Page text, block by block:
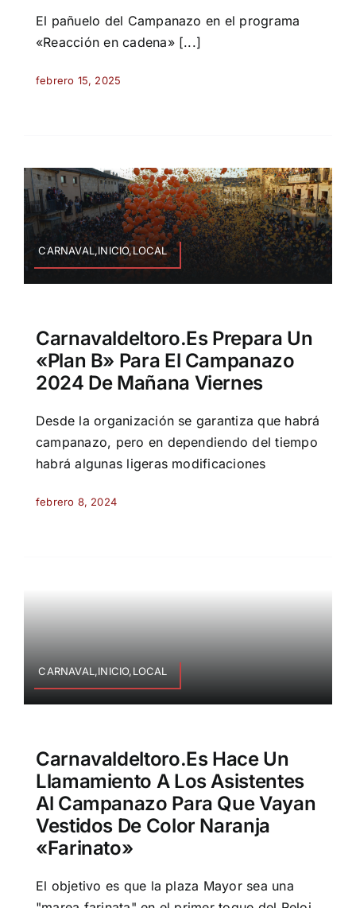
El pañuelo del Campanazo en el programa
«Reacción en cadena» [...]
febrero 15, 2025
CARNAVAL,INICIO,LOCAL
Carnavaldeltoro.es Prepara Un
«Plan B» Para El Campanazo
2024 De Mañana Viernes
Desde la organización se garantiza que habrá
campanazo, pero en dependiendo del tiempo
habrá algunas ligeras modificaciones
febrero 8, 2024
CARNAVAL,INICIO,LOCAL
Carnavaldeltoro.es Hace Un
Llamamiento A Los Asistentes
Al Campanazo Para Que Vayan
Vestidos De Color Naranja
«farinato»
El objetivo es que la plaza Mayor sea una